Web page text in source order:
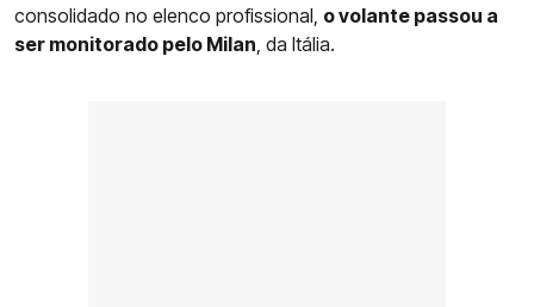
consolidado no elenco profissional, o volante passou a
ser monitorado pelo Milan , da Itália.